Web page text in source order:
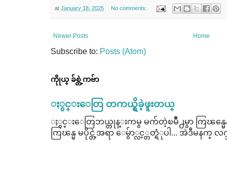
at January 18, 2025 No comments:
Newer Posts Home
Subscribe to: Posts (Atom)
ကိုုယ္ ခ်စ္တဲ့ကဗ်ာ
ႏွင္းေတြ တကယ္ရွိခဲ့ဖူးတယ္
ႏွင္းေတြဘယ္တုန္းကမွ မက်တဲ့ၿမိဳ႕မွာ ကြၽန္မေ
ကြၽန္မ မပိုင္တဲ့အရာ ေမွ်ာ္လင့္တတ္ရံုပါ... အဲဒီမနက္ လ